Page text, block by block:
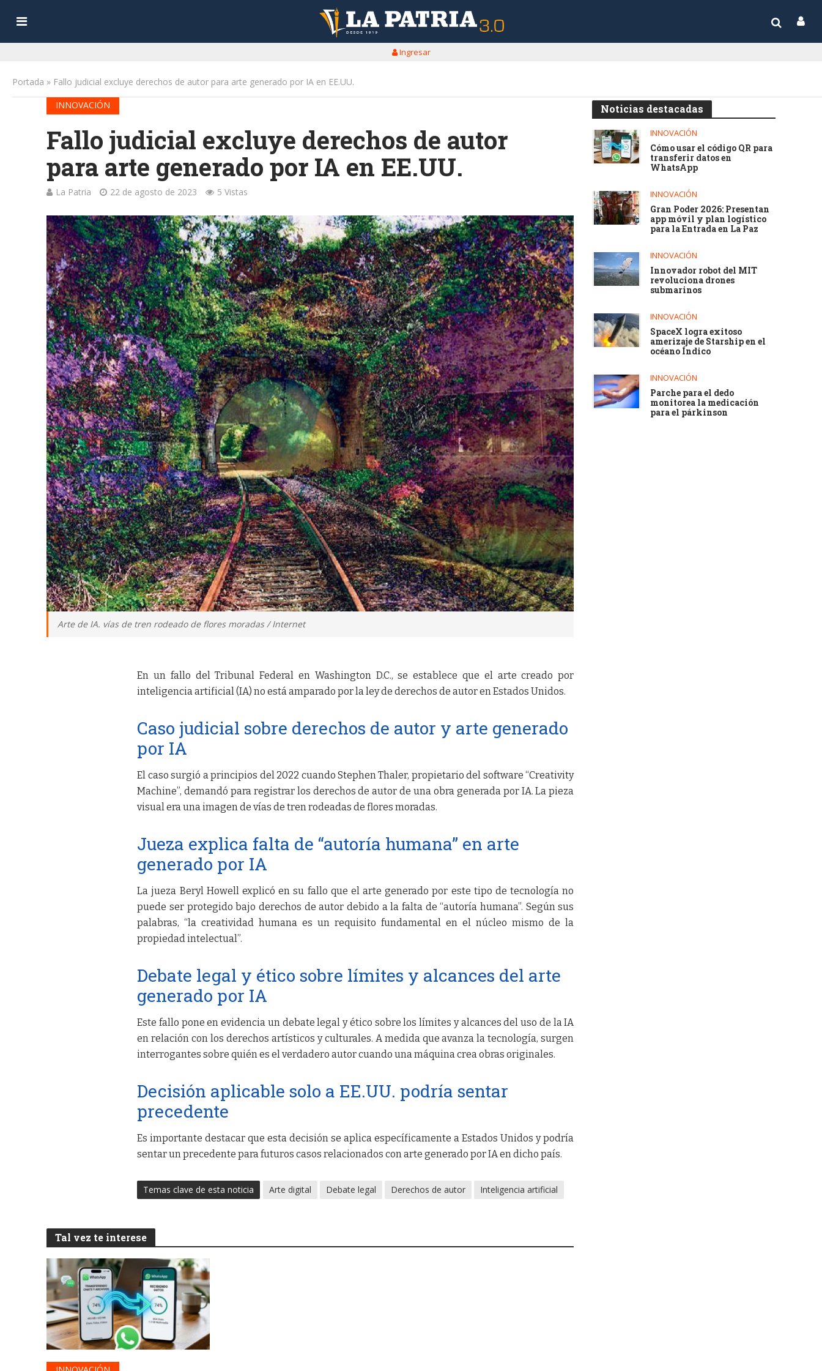
Ingresar
Portada » Fallo judicial excluye derechos de autor para arte generado por IA en EE.UU.
INNOVACIÓN
Fallo judicial excluye derechos de autor
para arte generado por IA en EE.UU.
La Patria 22 de agosto de 2023 5 Vistas
Arte de IA. vías de tren rodeado de flores moradas / Internet
En un fallo del Tribunal Federal en Washington D.C., se establece que el arte creado por
inteligencia artificial (IA) no está amparado por la ley de derechos de autor en Estados Unidos.
Caso judicial sobre derechos de autor y arte generado
por IA
El caso surgió a principios del 2022 cuando Stephen Thaler, propietario del software “Creativity
Machine”, demandó para registrar los derechos de autor de una obra generada por IA. La pieza
visual era una imagen de vías de tren rodeadas de flores moradas.
Jueza explica falta de “autoría humana” en arte
generado por IA
La jueza Beryl Howell explicó en su fallo que el arte generado por este tipo de tecnología no
puede ser protegido bajo derechos de autor debido a la falta de “autoría humana”. Según sus
palabras, “la creatividad humana es un requisito fundamental en el núcleo mismo de la
propiedad intelectual”.
Debate legal y ético sobre límites y alcances del arte
generado por IA
Este fallo pone en evidencia un debate legal y ético sobre los límites y alcances del uso de la IA
en relación con los derechos artísticos y culturales. A medida que avanza la tecnología, surgen
interrogantes sobre quién es el verdadero autor cuando una máquina crea obras originales.
Decisión aplicable solo a EE.UU. podría sentar
precedente
Es importante destacar que esta decisión se aplica específicamente a Estados Unidos y podría
sentar un precedente para futuros casos relacionados con arte generado por IA en dicho país.
Temas clave de esta noticia Arte digital Debate legal Derechos de autor Inteligencia artificial
Tal vez te interese
Noticias destacadas
INNOVACIÓN
Cómo usar el código QR para
transferir datos en
WhatsApp
INNOVACIÓN
Gran Poder 2026: Presentan
app móvil y plan logístico
para la Entrada en La Paz
INNOVACIÓN
Innovador robot del MIT
revoluciona drones
submarinos
INNOVACIÓN
SpaceX logra exitoso
amerizaje de Starship en el
océano Índico
INNOVACIÓN
Parche para el dedo
monitorea la medicación
para el párkinson